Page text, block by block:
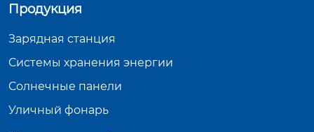
Продукция
Зарядная станция
Системы хранения энергии
Солнечные панели
Уличный фонарь